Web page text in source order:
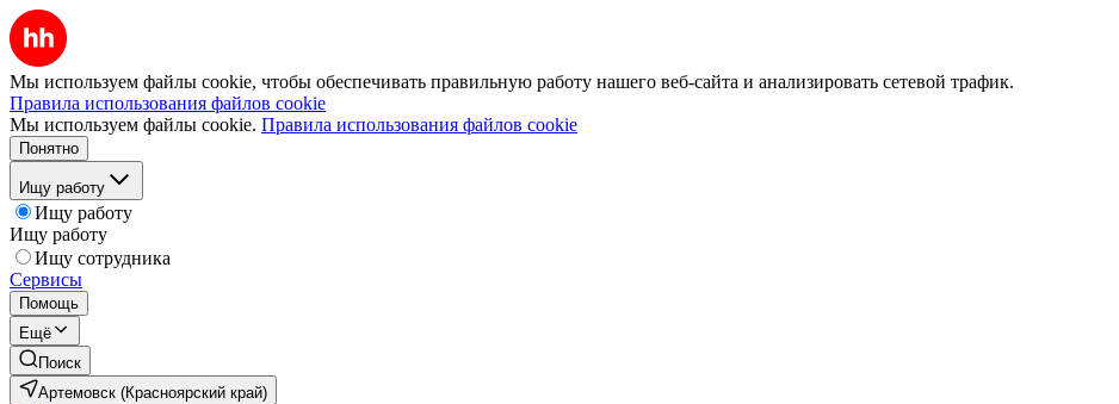
Мы используем файлы cookie, чтобы обеспечивать правильную работу нашего веб-сайта и анализировать сетевой трафик.
Правила использования файлов cookie
Мы используем файлы cookie. Правила использования файлов cookie
Понятно
Ищу работу
Ищу работу
Ищу работу
Ищу сотрудника
Сервисы
Помощь
Ещё
Поиск
Артемовск (Красноярский край)